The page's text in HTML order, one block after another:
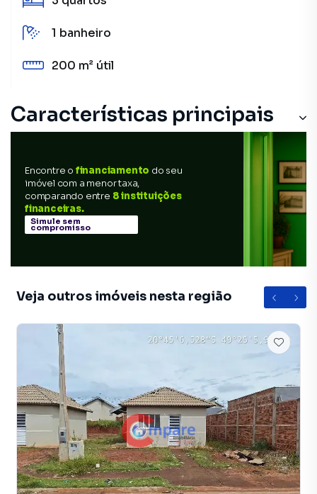
1 banheiro
200 m² útil
Características principais
Encontre o financiamento do seu
imóvel com a menor taxa,
comparando entre 8 instituições
financeiras.
Simule sem
compromisso
Veja outros imóveis nesta região